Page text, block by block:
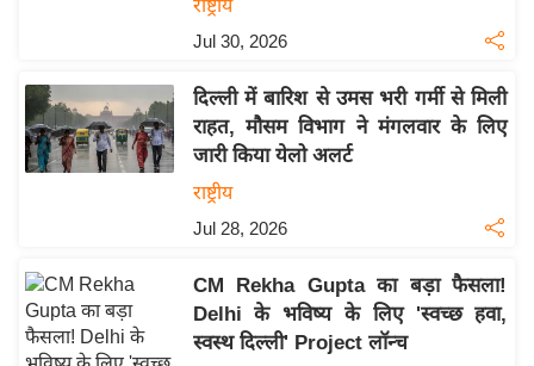
रा
य
ब
ल
क्रि
के
राष्ट्रीय
Jul 30, 2026
दिल्ली में बारिश से उमस भरी गर्मी से मिली
राहत, मौसम विभाग ने मंगलवार के लिए
जारी किया येलो अलर्ट
राष्ट्रीय
Jul 28, 2026
CM Rekha Gupta का बड़ा फैसला!
Delhi के भविष्य के लिए 'स्वच्छ हवा,
स्वस्थ दिल्ली' Project लॉन्च